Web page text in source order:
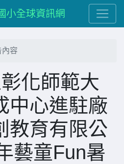
小全球資訊網
內容
化師範大
中心進駐廠
教育有限公
藝童Fun暑